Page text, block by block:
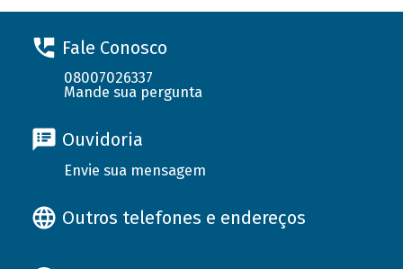
Fale Conosco
08007026337
Mande sua pergunta
Ouvidoria
Envie sua mensagem
Outros telefones e endereços